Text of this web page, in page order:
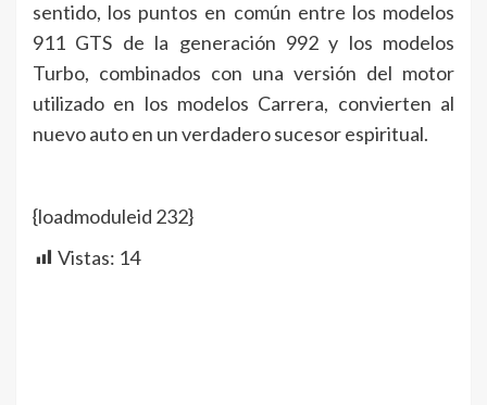
sentido, los puntos en común entre los modelos
911 GTS de la generación 992 y los modelos
Turbo, combinados con una versión del motor
utilizado en los modelos Carrera, convierten al
nuevo auto en un verdadero sucesor espiritual.
{loadmoduleid 232}
Vistas: 14